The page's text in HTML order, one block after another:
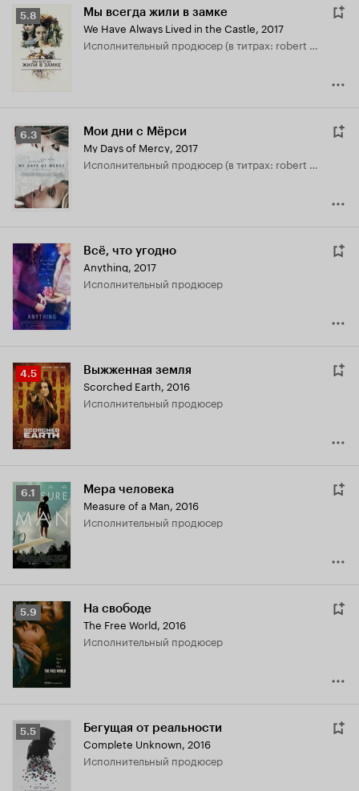
Рейтинг
Кинопоиска
5.8
5.8 Мы всегда жили в замке
We Have Always Lived in the Castle, 2017
исполнительный продюсер (в титрах: robert halmi jr.)
Рейтинг
Кинопоиска
6.3
6.3 Мои дни с Мёрси
My Days of Mercy, 2017
исполнительный продюсер (в титрах: robert halmi jr.)
Всё, что угодно
Anything, 2017
исполнительный продюсер
Рейтинг
Кинопоиска
4.5
4.5 Выжженная земля
Scorched Earth, 2016
исполнительный продюсер
Рейтинг
Кинопоиска
6.1
6.1 Мера человека
Measure of a Man, 2016
исполнительный продюсер
Рейтинг
Кинопоиска
5.9
5.9 На свободе
The Free World, 2016
исполнительный продюсер
Рейтинг
Кинопоиска
5.5
5.5 Бегущая от реальности
Complete Unknown, 2016
исполнительный продюсер